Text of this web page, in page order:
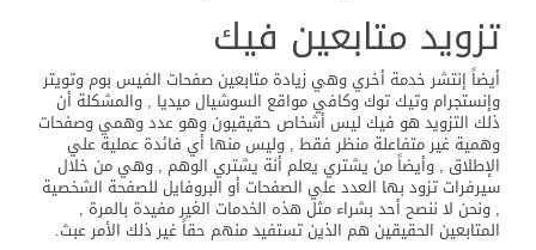
تزويد متابعين فيك
أيضاً إنتشر خدمة أخري وهي زيادة متابعين صفحات الفيس بوم وتويتر
وإنستجرام وتيك توك وكافي مواقع السوشيال ميديا , والمشكلة أن
ذلك التزويد هو فيك ليس أشخاص حقيقيون وهو عدد وهمي وصفحات
وهمية غير متفاعلة منظر فقط , وليس منها أي فائدة عملية علي
الإطلاق , وأيضاً من يشتري يعلم أنة يشتري الوهم , وهي من خلال
سيرفرات تزود بها العدد علي الصفحات أو البروفايل للصفحة الشخصية
, ونحن لا ننصح أحد بشراء مثل هذه الخدمات الغير مفيدة بالمرة ,
المتابعين الحقيقين هم الذين تستفيد منهم حقاً غير ذلك الأمر عبث.